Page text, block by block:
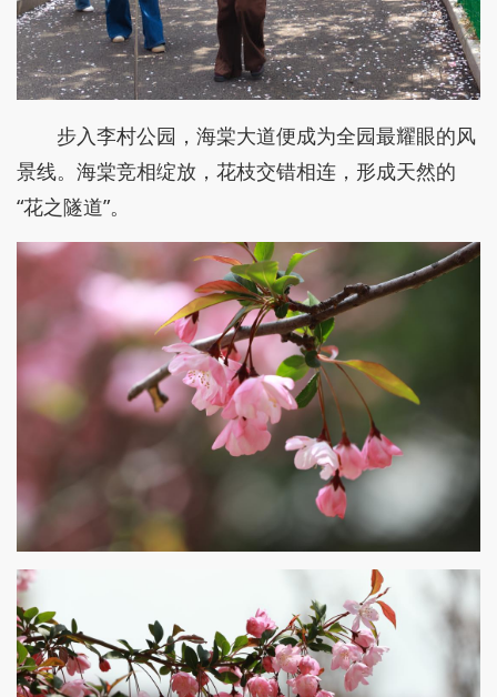
步入李村公园，海棠大道便成为全园最耀眼的风
景线。海棠竞相绽放，花枝交错相连，形成天然的
“花之隧道”。